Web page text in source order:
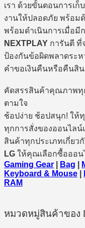
เรา ด้วยขั้นตอนการเ
งานให้ปลอดภัย พร้อม
พร้อมดำเนินการเมื่อมี
NEXTPLAY การันตี ที่
ป้องกันข้อผิดพลาดระ
คำขอเงินคืนหรือคืนสิ
คัดสรรสินค้าคุณภาพทุ
ตามใจ
ช้อปง่าย ช้อปสนุก! ให้
ทุกการสั่งของออนไลน์
สินค้าทุกประเภทเกี่ยว
LG ให้คุณเลือกซื้อออน
Gaming Gear
Bag
Keyboard & Mouse
RAM
หมวดหมู่สินค้าของ